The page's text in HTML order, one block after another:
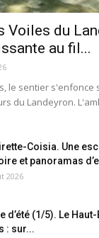
Voiles du
au fil...
le sentier s'enfonce
du Landeyron.
Coisia. Une
et panoramas
2026
d’été (1/5). Le
: sur...